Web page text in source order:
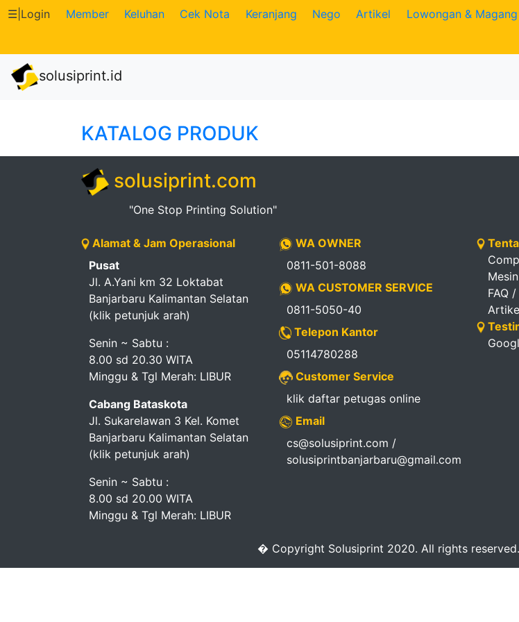
Katalog
Produk
Petugas
Riwayat
Transaksi
Berjalan
Pembayaran
Pendapatan
Password
☰ Login Member Keluhan Cek Nota Keranjang Nego Artikel Lowongan & Magang
solusiprint.id
KATALOG PRODUK
solusiprint.com
"One Stop Printing Solution"
Alamat & Jam Operasional
Pusat
Jl. A.Yani km 32 Loktabat
Banjarbaru Kalimantan Selatan
(klik petunjuk arah)
Senin ~ Sabtu :
8.00 sd 20.30 WITA
Minggu & Tgl Merah: LIBUR
Cabang Bataskota
Jl. Sukarelawan 3 Kel. Komet
Banjarbaru Kalimantan Selatan
(klik petunjuk arah)
Senin ~ Sabtu :
8.00 sd 20.00 WITA
Minggu & Tgl Merah: LIBUR
WA OWNER
0811-501-8088
WA CUSTOMER SERVICE
0811-5050-40
Telepon Kantor
05114780288
Customer Service
klik daftar petugas online
Email
cs@solusiprint.com /
solusiprintbanjarbaru@gmail.com
FAQ
� Copyright Solusiprint 2020. All rights